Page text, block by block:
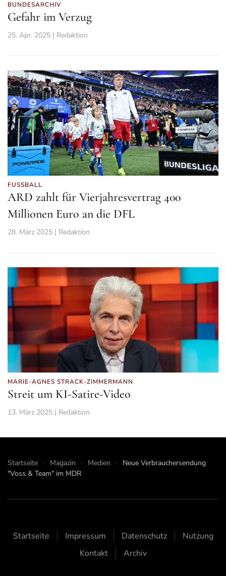
BUNDESARCHIV
Gefahr im Verzug
25. Apr. 2025 | Redaktion
FUSSBALL
ARD zahlt für Vierjahresvertrag 400
Millionen Euro an die DFL
28. März 2025 | Redaktion
MARIE-AGNES STRACK-ZIMMERMANN
Streit um KI-Satire-Video
13. März 2025 | Redaktion
Startseite Magazin Medien
Neue Verbrauchersendung
"Voss & Team" im MDR
Startseite Impressum Datenschutz
Nutzung
Kontakt
Archiv